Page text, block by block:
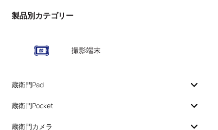
製品別カテゴリー
撮影端末
蔵衛門Pad
蔵衛門Pocket
蔵衛門カメラ